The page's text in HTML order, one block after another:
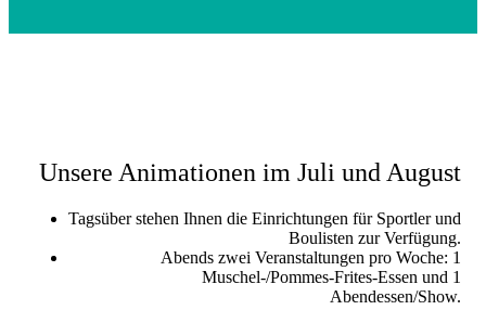
Unsere Animationen im Juli und August
Tagsüber stehen Ihnen die Einrichtungen für Sportler und
Boulisten zur Verfügung.
Abends zwei Veranstaltungen pro Woche: 1
Muschel-/Pommes-Frites-Essen und 1
Abendessen/Show.